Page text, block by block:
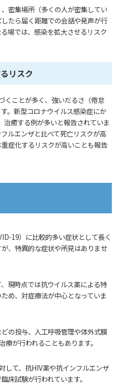
密集場所（多くの人が密集してい
たら届く距離での会話や発声が行
場では、感染を拡大させるリスク
リスク
くことが多く、強いだるさ（倦怠
。新型コロナウイルス感染症にか
治癒する例が多いと報告されていま
ルエンザと比べて死亡リスクが高
症化するリスクが高いことも報告
19）に比較的多い症状として長く
、特異的な症状や所見はありませ
現時点では抗ウイルス薬による特
め、対症療法が中心となっていま
の投与、人工呼吸管理や体外式膜
が行われることもあります。
して、抗HIV薬や抗インフルエンザ
床試験が行われています。